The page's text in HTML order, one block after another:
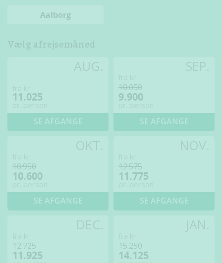
Aalborg
Vælg afrejsemåned
11.025
SE AFGANGE
10.050
9.900
SE AFGANGE
10.950
10.600
SE AFGANGE
12.575
11.775
SE AFGANGE
12.725
11.925
15.250
14.125